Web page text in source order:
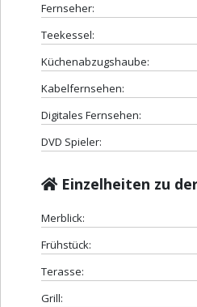
Fernseher:
Teekessel:
Küchenabzugshaube:
Kabelfernsehen:
Digitales Fernsehen:
DVD Spieler:
Einzelheiten zu
Merblick:
Frühstück:
Terasse:
Grill: